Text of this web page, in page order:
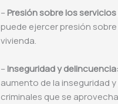
– Presión sobre los
puede ejercer presión
vivienda.
– Inseguridad y delincuencia:
aumento de la inseguridad
criminales que se